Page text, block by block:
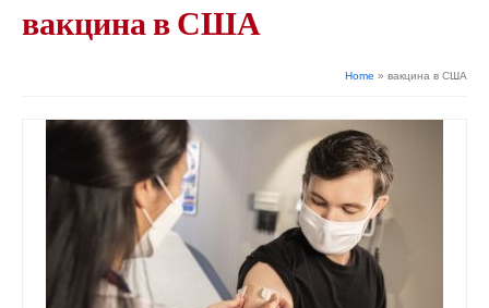
вакцина в США
Home » вакцина в США